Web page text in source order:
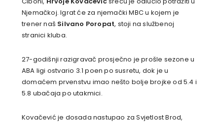
Njemačkoj. Igrat će za njemački MBC u kojem je
trener naš Silvano Poropat, stoji na službenoj
stranici kluba.
27-godišnji razigravač prosječno je prošle sezone u
ABA ligi ostvario 3.1 poen po susretu, dok je u
domaćem prvenstvu imao nešto bolje brojke od 5.4 i
5.8 ubačaja po utakmici.
Kovačević je dosada nastupao za Svjetlost Brod,